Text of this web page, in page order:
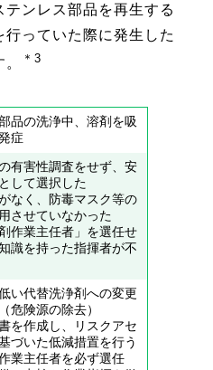
ンレス部品を再生する
っていた際に発生した
＊3
品の洗浄中、溶剤を吸
症
有害性調査をせず、安
して選択した
なく、防毒マスク等の
させていなかった
作業主任者」を選任せ
識を持った指揮者が不
い代替洗浄剤への変更
危険源の除去）
を作成し、リスクアセ
づいた低減措置を行う
業主任者を必ず選任